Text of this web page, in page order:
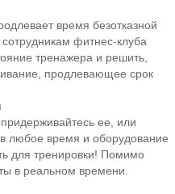
время безотказной
фитнес-клуба
тренажера и решить,
продлевающее срок
ее, или
любое время и оборудование
для тренировки! Помимо
в реальном времени.